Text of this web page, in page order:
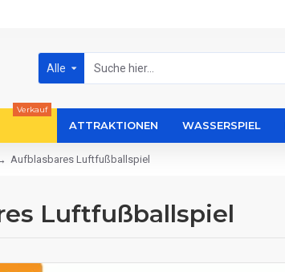
Alle
Verkauf
ATTRAKTIONEN WASSERSPIEL
Aufblasbares Luftfußballspiel
Luftfußballspiel